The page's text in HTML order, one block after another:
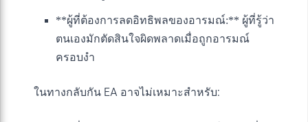
**ผู้ที่ต้องการลดอิทธิพลของอารมณ์:** ผู้ที่รู้ว่า
ตนเองมักตัดสินใจผิดพลาดเมื่อถูกอารมณ์
ครอบงำ
ในทางกลับกัน EA อาจไม่เหมาะสำหรับ: